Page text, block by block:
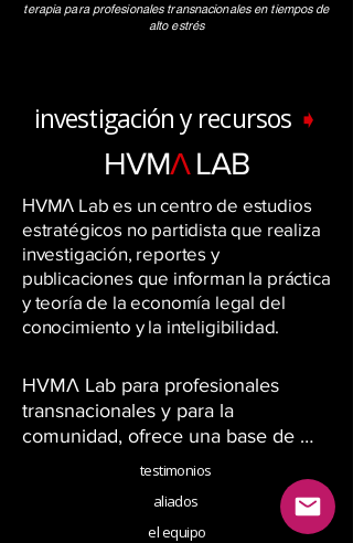
terapia para profesionales transnacionales en tiempos de
alto estrés
investigación y recursos ➧
ΗVMΛ LAB
ΗVMΛ Lab es un centro de estudios
estratégicos no partidista que realiza
investigación, reportes y
publicaciones que informan la práctica
y teoría de la economía legal del
conocimiento y la inteligibilidad.
ΗVMΛ Lab para profesionales
transnacionales y para la
comunidad, ofrece una base de
datos curados y un archivo
dinámico de recursos localizados y
proveedores verificados de
testimonios
aliados
el equipo